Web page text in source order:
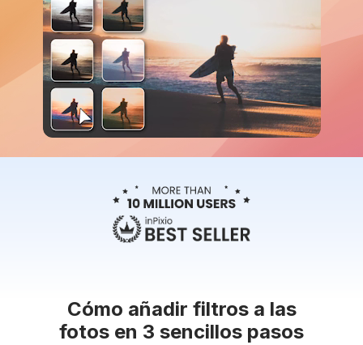
Cómo añadir filtros a las
fotos en 3 sencillos pasos